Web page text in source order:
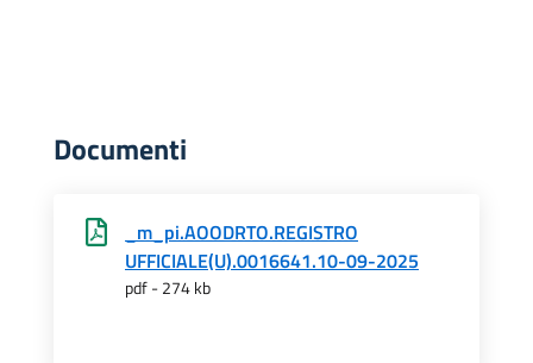
Documenti
_m_pi.AOODRTO.REGISTRO
UFFICIALE(U).0016641.10-09-2025
pdf - 274 kb